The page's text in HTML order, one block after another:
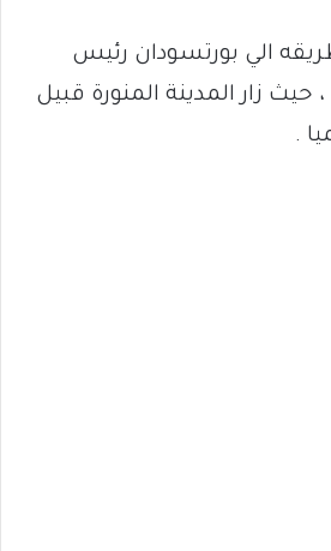
الي بورتسودان رئيس
حيث زار المدينة المنورة قبيل
.